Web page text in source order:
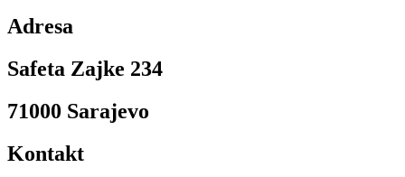
Adresa
Safeta Zajke 234
71000 Sarajevo
Kontakt